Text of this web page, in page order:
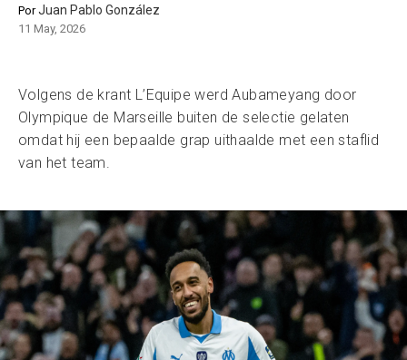
PorJuan Pablo González
11 May, 2026
Volgens de krant L’Equipe werd Aubameyang door
Olympique de Marseille buiten de selectie gelaten
omdat hij een bepaalde grap uithaalde met een staflid
van het team.